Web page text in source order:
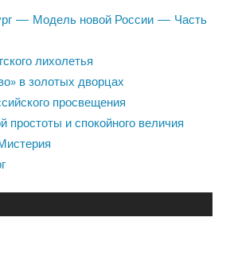
— Модель новой России — Часть
лихолетья
в золотых дворцах
просвещения
простоты и спокойного величия